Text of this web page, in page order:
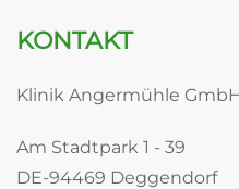
KONTAKT
Klinik Angermühle
Am Stadtpark 1 - 39
DE-94469 Deggendorf